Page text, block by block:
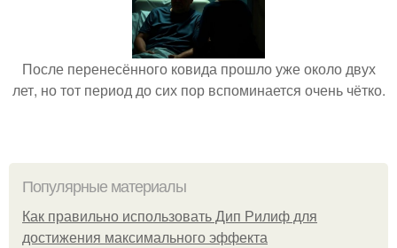
После перенесённого ковида прошло уже около двух
лет, но тот период до сих пор вспоминается очень чётко.
Популярные материалы
Как правильно использовать Дип Рилиф для
достижения максимального эффекта